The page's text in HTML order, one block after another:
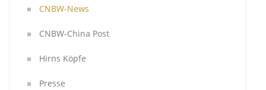
CNBW-News
CNBW-China Post
Hirns Köpfe
Presse